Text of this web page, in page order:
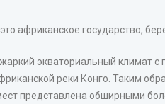
африканское государство,
жаркий экваториальный
реки Конго. Таким
представлена обширными